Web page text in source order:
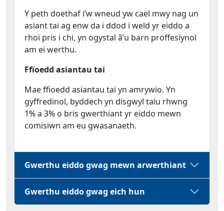
Y peth doethaf i’w wneud yw cael mwy nag un
asiant tai ag enw da i ddod i weld yr eiddo a
rhoi pris i chi, yn ogystal â’u barn proffesiynol
am ei werthu.
Ffïoedd asiantau tai
Mae ffïoedd asiantau tai yn amrywio. Yn
gyffredinol, byddech yn disgwyl talu rhwng
1% a 3% o bris gwerthiant yr eiddo mewn
comisiwn am eu gwasanaeth.
Gwerthu eiddo gwag mewn arwerthiant
Gwerthu eiddo gwag eich hun